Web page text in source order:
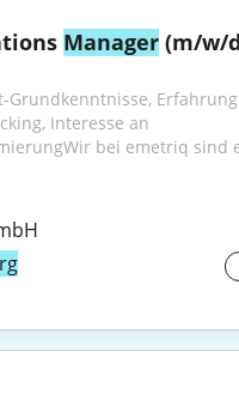
Manager (m/w/
Interesse an
bei emetriq sind